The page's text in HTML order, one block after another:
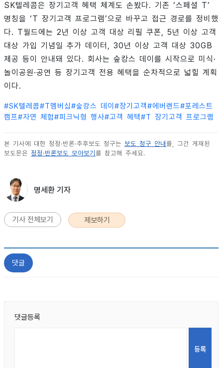
SK텔레콤은 장기고객 혜택 체계도 손봤다. 기존 ‘스페셜 T’
명칭을 ‘T 장기고객 프로그램’으로 바꾸고 접근 경로를 정비했
다. T월드에는 2년 이상 고객 대상 리필 쿠폰, 5년 이상 고객
대상 가입 기념일 추가 데이터, 30년 이상 고객 대상 30GB
제공 등이 안내돼 있다. 회사는 숲캉스 데이를 시작으로 미식·
놀이공원·공연 등 장기고객 전용 혜택을 순차적으로 넓힐 계획
이다.
#SK텔레콤#T멤버십#숲캉스 데이 #장기고객#에버랜드#포레스트
캠프#자연 체험#피크닉형 행사#고객 혜택#T 장기고객 프로그램
본 기사에 대한 정정·반론·추후보도 청구는 보도 청구 안내 를, 그간 게재된
보도문은 정정·반론보도 모아보기 를 참고해 주세요.
명세환 기자
기사 전체보기 제보하기
댓글
댓글등록